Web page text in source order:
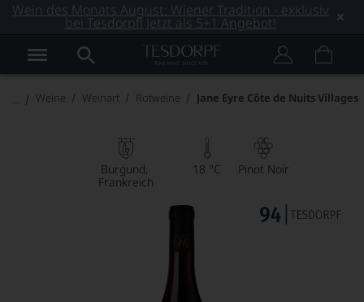
Wein des Monats August: Wiener Tradition - exklusiv
bei Tesdorpf! Jetzt als 5+1 Angebot!
Weine Weinart Rotweine Jane Eyre Côte de Nuits Villages
Burgund
Frankreich
18 °C Pinot Noir